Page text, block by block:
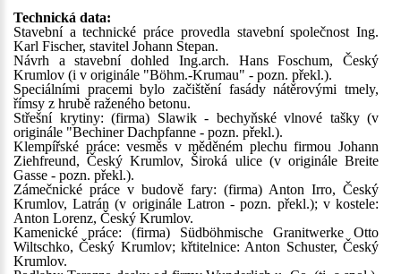
Technická data:
Stavební a technické práce provedla stavební společnost Ing.
Karl Fischer, stavitel Johann Stepan.
Návrh a stavební dohled Ing.arch. Hans Foschum, Český
Krumlov (i v originále "Böhm.-Krumau" - pozn. překl.).
Speciálními pracemi bylo začištění fasády nátěrovými tmely,
římsy z hrubě raženého betonu.
Střešní krytiny: (firma) Slawik - bechyňské vlnové tašky (v
originále "Bechiner Dachpfanne - pozn. překl.).
Klempířské práce: vesměs v měděném plechu firmou Johann
Ziehfreund, Český Krumlov, Široká ulice (v originále Breite
Gasse - pozn. překl.).
Zámečnické práce v budově fary: (firma) Anton Irro, Český
Krumlov, Latrán (v originále Latron - pozn. překl.); v kostele:
Anton Lorenz, Český Krumlov.
Kamenické práce: (firma) Südböhmische Granitwerke Otto
Wiltschko, Český Krumlov; křtitelnice: Anton Schuster, Český
Krumlov.